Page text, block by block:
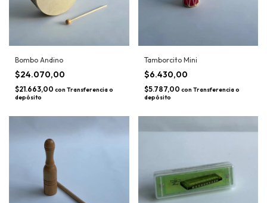
Bombo Andino
$24.070,00
$21.663,00 con Transferencia o
depósito
Tamborcito Mini
$6.430,00
$5.787,00 con Transferencia o
depósito